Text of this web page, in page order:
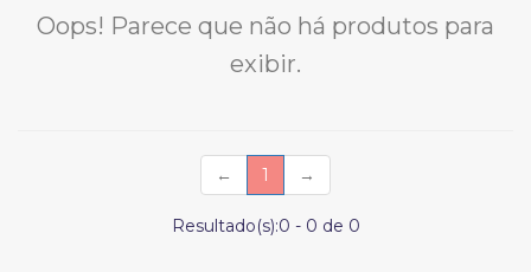
Oops! Parece que não há produtos para
exibir.
← 1 (current)
→
Resultado(s):0 - 0 de 0